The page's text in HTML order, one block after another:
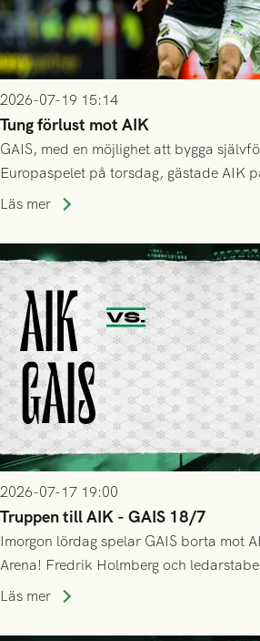
2026-07-19 15:14
Tung förlust mot AIK
GAIS, med en möjlighet att bygga
Europaspelet på torsdag, gästade AIK
Stockholm . Men trots konstant hotande
lyckades få in 2-0.
Läs mer
2026-07-17 19:00
Truppen till AIK - GAIS 18/7
Imorgon lördag spelar GAIS borta mot
Arena! Fredrik Holmberg och
trupp till matchen:
Läs mer